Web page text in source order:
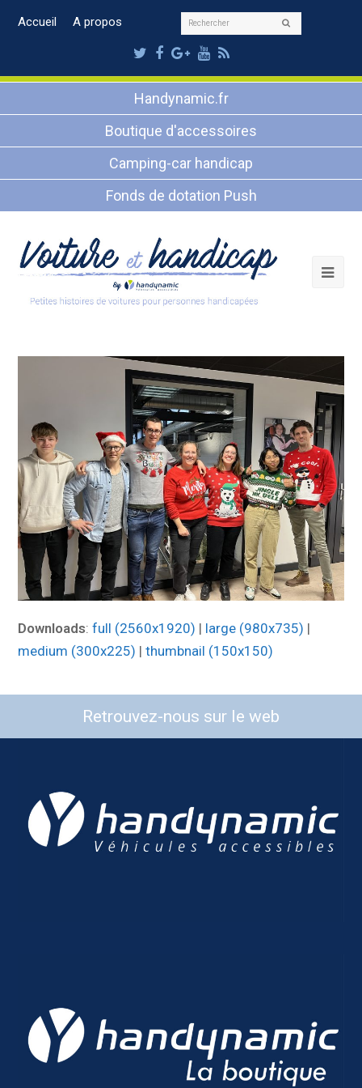
Accueil A propos Rechercher
Twitter
Facebook
Google
Plus
Youtube
RSS
Handynamic.fr
Boutique d'accessoires
Camping-car handicap
Fonds de dotation Push
Downloads:full (2560x1920) | large (980x735) |
medium (300x225) |thumbnail (150x150)
Retrouvez-nous sur le web